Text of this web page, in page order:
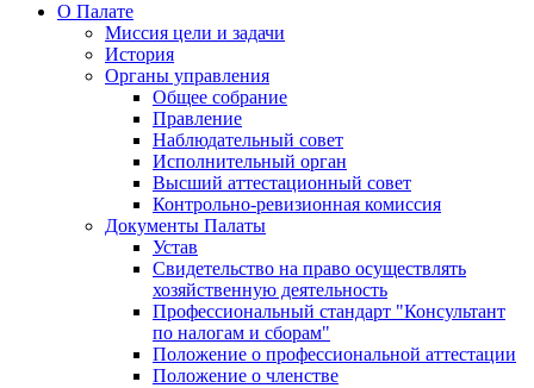
О Палате
Миссия цели и задачи
История
Органы управления
Общее собрание
Правление
Наблюдательный совет
Исполнительный орган
Высший аттестационный совет
Контрольно-ревизионная комиссия
Документы Палаты
Устав
Свидетельство на право осуществлять
хозяйственную деятельность
Профессиональный стандарт "Консультант
по налогам и сборам"
Положение о профессиональной аттестации
Положение о членстве